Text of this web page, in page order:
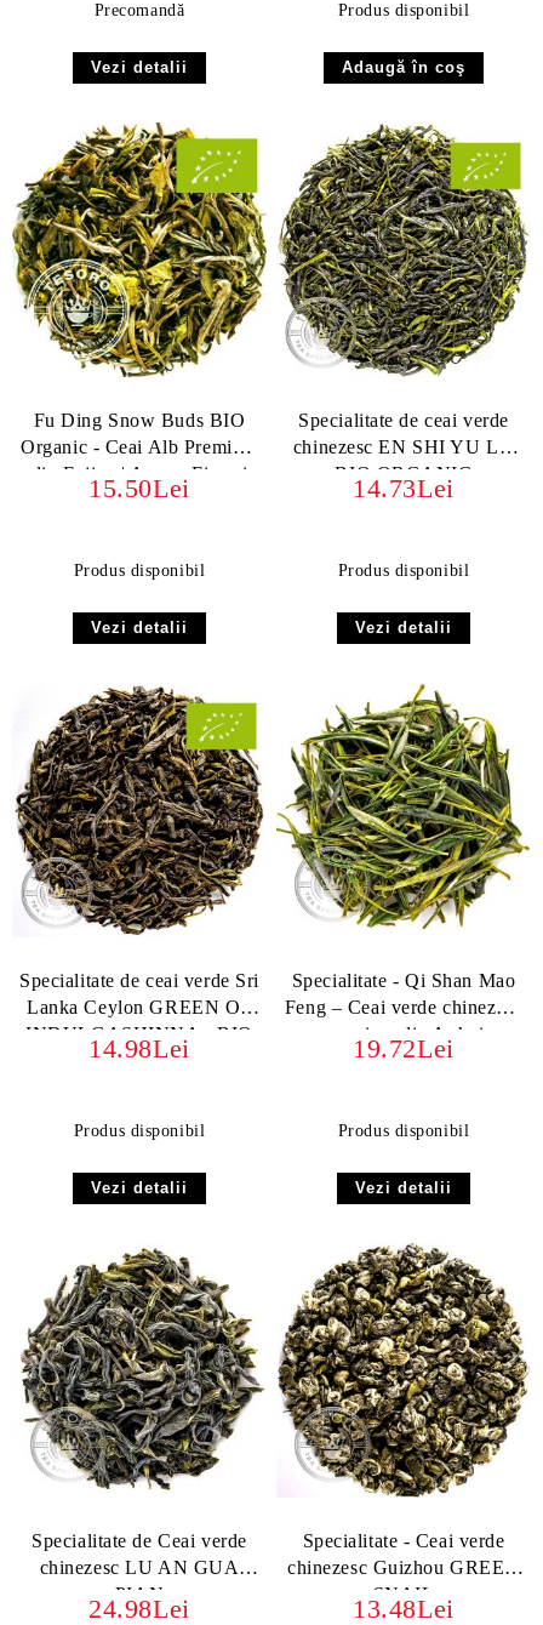
Precomandă
Vezi detalii
Produs disponibil
Fu Ding Snow Buds BIO
Organic - Ceai Alb Premium
din Fujian | Arome Fine și
Dulceață Naturală
15.50Lei
Produs disponibil
Vezi detalii
Specialitate de ceai verde
chinezesc EN SHI YU LU
BIO ORGANIC
14.73Lei
Produs disponibil
Vezi detalii
Specialitate de ceai verde Sri
Lanka Ceylon GREEN OP
INDULGASHINNA - BIO
ORGANIC
14.98Lei
Produs disponibil
Vezi detalii
Specialitate - Qi Shan Mao
Feng – Ceai verde chinezesc
premium din Anhui
19.72Lei
Produs disponibil
Vezi detalii
Specialitate de Ceai verde
chinezesc LU AN GUA
PIAN
24.98Lei
Specialitate - Ceai verde
chinezesc Guizhou GREEN
SNAIL
13.48Lei